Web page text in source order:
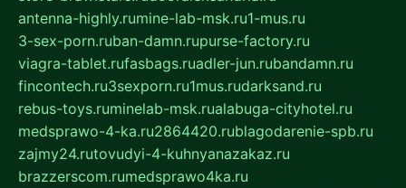
antenna-highly.rumine-lab-msk.ru1-mus.ru
3-sex-porn.ruban-damn.rupurse-factory.ru
viagra-tablet.rufasbags.ruadler-jun.rubandamn.ru
fincontech.ru3sexporn.ru1mus.rudarksand.ru
rebus-toys.ruminelab-msk.rualabuga-cityhotel.ru
medsprawo-4-ka.ru2864420.rublagodarenie-spb.ru
zajmy24.rutovudyi-4-kuhnyanazakaz.ru
brazzerscom.rumedsprawo4ka.ru